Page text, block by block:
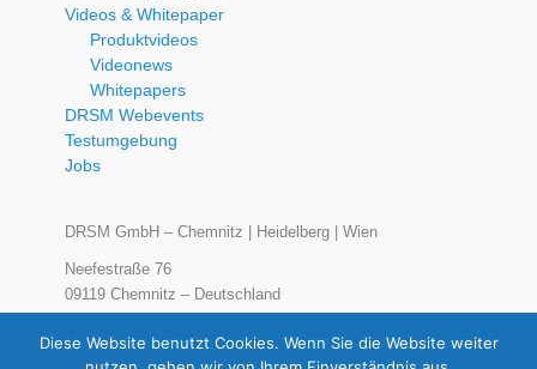
Videos & Whitepaper
Produktvideos
Videonews
Whitepapers
DRSM Webevents
Testumgebung
Jobs
DRSM GmbH – Chemnitz | Heidelberg | Wien
Neefestraße 76
09119 Chemnitz – Deutschland
Fax: +49 371 – 561 65 21
Diese Website benutzt Cookies. Wenn Sie die Website weiter